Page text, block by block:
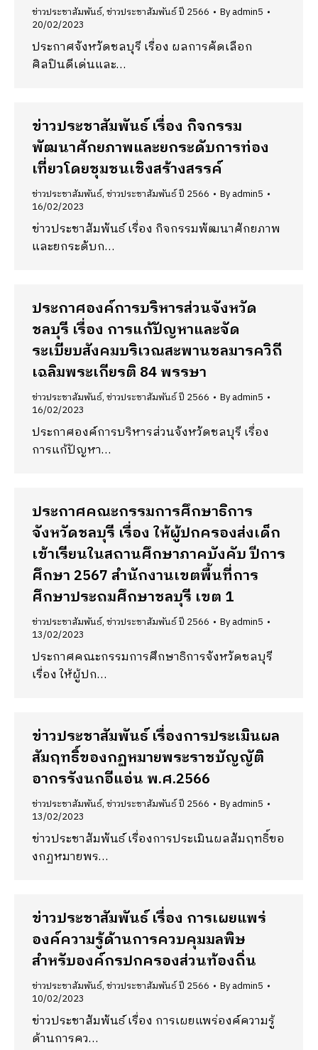
ข่าวประชาสัมพันธ์,ข่าวประชาสัมพันธ์ ปี 2566 Byadmin5
20/02/2023
ประกาศจังหวัดชลบุรี เรื่อง ผลการคัดเลือก
ศิลปินดีเด่นและ…
ข่าวประชาสัมพันธ์ เรื่อง กิจกรรม
พัฒนาศักยภาพและยกระดับการท่อง
เที่ยวโดยชุมชนเชิงสร้างสรรค์
ข่าวประชาสัมพันธ์,ข่าวประชาสัมพันธ์ ปี 2566 Byadmin5
16/02/2023
ข่าวประชาสัมพันธ์ เรื่อง กิจกรรมพัฒนาศักยภาพ
และยกระดับก…
ประกาศองค์การบริหารส่วนจังหวัด
ชลบุรี เรื่อง การแก้ปัญหาและจัด
ระเบียบสังคมบริเวณสะพานชลมารควิถี
เฉลิมพระเกียรติ 84 พรรษา
ข่าวประชาสัมพันธ์,ข่าวประชาสัมพันธ์ ปี 2566 Byadmin5
16/02/2023
ประกาศองค์การบริหารส่วนจังหวัดชลบุรี เรื่อง
การแก้ปัญหา…
ประกาศคณะกรรมการศึกษาธิการ
จังหวัดชลบุรี เรื่อง ให้ผู้ปกครองส่งเด็ก
เข้าเรียนในสถานศึกษาภาคบังคับ ปีการ
ศึกษา 2567 สำนักงานเขตพื้นที่การ
ศึกษาประถมศึกษาชลบุรี เขต 1
ข่าวประชาสัมพันธ์,ข่าวประชาสัมพันธ์ ปี 2566 Byadmin5
13/02/2023
ประกาศคณะกรรมการศึกษาธิการจังหวัดชลบุรี
เรื่อง ให้ผู้ปก…
ข่าวประชาสัมพันธ์ เรื่องการประเมินผล
สัมฤทธิ์ของกฏหมายพระราชบัญญัติ
อากรรังนกอีแอ่น พ.ศ.2566
ข่าวประชาสัมพันธ์,ข่าวประชาสัมพันธ์ ปี 2566 Byadmin5
13/02/2023
ข่าวประชาสัมพันธ์ เรื่องการประเมินผลสัมฤทธิ์ขอ
งกฏหมายพร…
ข่าวประชาสัมพันธ์ เรื่อง การเผยแพร่
องค์ความรู้ด้านการควบคุมมลพิษ
สำหรับองค์กรปกครองส่วนท้องถิ่น
ข่าวประชาสัมพันธ์,ข่าวประชาสัมพันธ์ ปี 2566 Byadmin5
10/02/2023
ข่าวประชาสัมพันธ์ เรื่อง การเผยแพร่องค์ความรู้
ด้านการคว…